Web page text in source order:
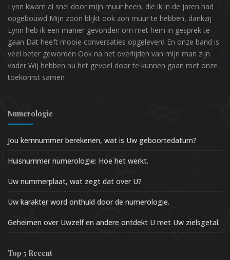
Lynn kwam al snel door mijn muur heen, die ik in de jaren had
opgebouwd Mijn zoon blijkt ook zon muur te hebben, dankzij
Lynn heb ik een manier gevonden om met hem in gesprek te
gaan Dat heeft mooie conversaties opgeleverd En onze band is
veel beter geworden Ook na het overlijden van mijn man zijn
vader Wij hebben nu het gevoel door te kunnen gaan met onze
toekomst samen
Numerologie
Jou kernnummer berekenen, wat is Uw geboortedatum?
Huisnummer numerologie: Hoe het werkt.
Uw nummerplaat, wat zegt dat over U?
Uw karakter word onthuld door de numerologie.
Geheimen over Uwzelf en andere ontdekt U met Uw zielsgetal.
Top 5 Recent